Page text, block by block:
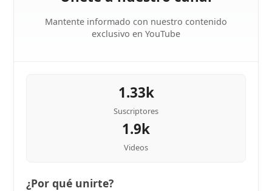
Mantente informado con nuestro contenido
exclusivo en YouTube
1.33k
Suscriptores
1.9k
Videos
¿Por qué unirte?